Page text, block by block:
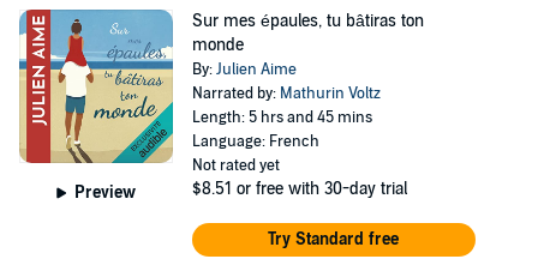
à la vie malgré les larmes" (La vie en Livres), "Un
hymne à la transmission et aux relations père-fille" (Biba
Magazine), "Un roman d’une beauté frappante, rempli de
poésie et de délicatesse." (Pose Toi Eva Lire) "Un roman
bouleversant" (Les Lectures de Laura), "Un roman à
mettre entre toutes les mains !" (Mamyboom). "Ma vie à
t'attendre" (2020) : Coup de cœur Radio France Bleu, La
Provence, L'Alsace Une magnifique histoire d'amour,
Preview
Sur mes épaules, tu bâtiras ton
monde
By:Julien Aime
Narrated by: Mathurin Voltz
Length: 5 hrs and 45 mins
Language: French
Not rated yet
$8.51 or free with 30-day trial
Try Standard free